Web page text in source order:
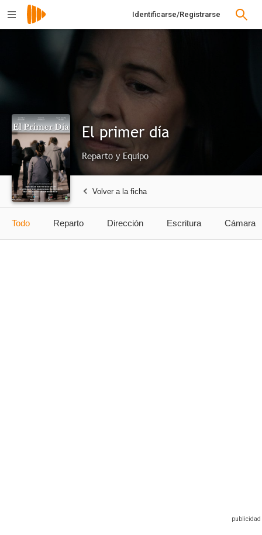
Identificarse/Registrarse
El primer día
Reparto y Equipo
Volver a la ficha
Todo Reparto Dirección Escritura Cámara